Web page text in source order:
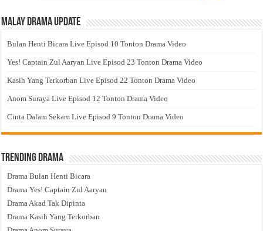
Malay Drama Update
Bulan Henti Bicara Live Episod 10 Tonton Drama Video
Yes! Captain Zul Aaryan Live Episod 23 Tonton Drama Video
Kasih Yang Terkorban Live Episod 22 Tonton Drama Video
Anom Suraya Live Episod 12 Tonton Drama Video
Cinta Dalam Sekam Live Episod 9 Tonton Drama Video
Trending Drama
Drama Bulan Henti Bicara
Drama Yes! Captain Zul Aaryan
Drama Akad Tak Dipinta
Drama Kasih Yang Terkorban